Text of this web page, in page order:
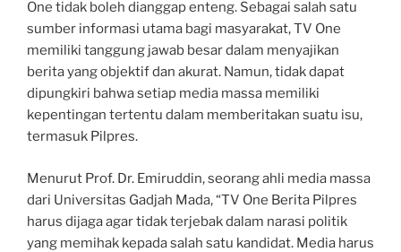
One tidak boleh dianggap enteng. Sebagai salah satu
sumber informasi utama bagi masyarakat, TV One
memiliki tanggung jawab besar dalam menyajikan
berita yang objektif dan akurat. Namun, tidak dapat
dipungkiri bahwa setiap media massa memiliki
kepentingan tertentu dalam memberitakan suatu isu,
termasuk Pilpres.
Menurut Prof. Dr. Emiruddin, seorang ahli media massa
dari Universitas Gadjah Mada, “TV One Berita Pilpres
harus dijaga agar tidak terjebak dalam narasi politik
yang memihak kepada salah satu kandidat. Media harus